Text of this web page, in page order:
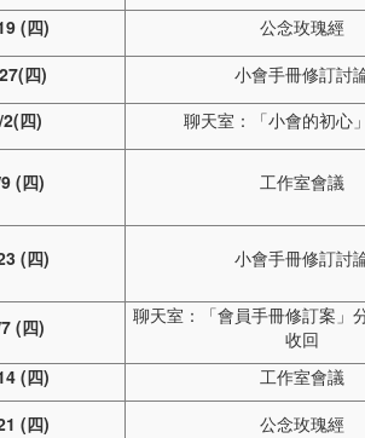
(四)
公念玫瑰經
四)
小會手冊修訂討
四) 聊天室：「小會的初心
(四) 工作室會議
(四) 小會手冊修訂討
(四)
聊天室：「會員手冊修訂案」
收回
(四)
工作室會議
(四)
公念玫瑰經